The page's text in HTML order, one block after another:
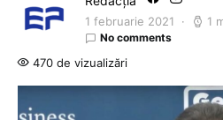
1 februarie 2021 1
No comments
470 de vizualizări